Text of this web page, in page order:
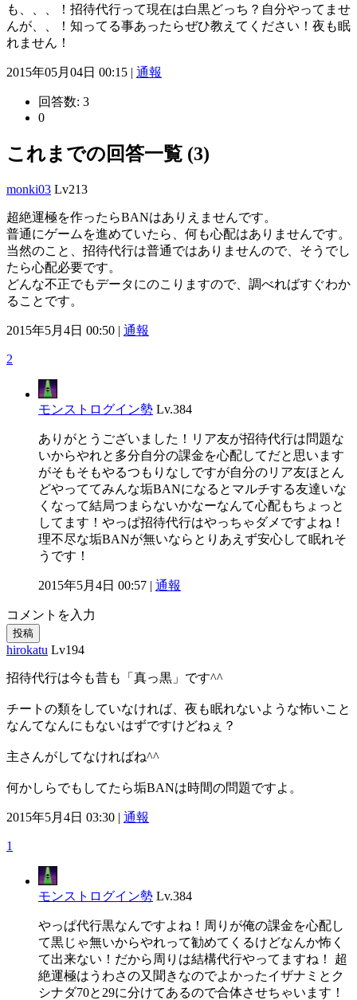
も、、、！招待代行って現在は白黒どっち？自分やってませ
んが、、！知ってる事あったらぜひ教えてください！夜も眠
れません！
2015年05月04日 00:15 | 通報
回答数: 3
0
これまでの回答一覧 (3)
monki03 Lv213
超絶運極を作ったらBANはありえませんです。
普通にゲームを進めていたら、何も心配はありませんです。
当然のこと、招待代行は普通ではありませんので、そうでし
たら心配必要です。
どんな不正でもデータにのこりますので、調べればすぐわか
ることです。
2015年5月4日 00:50 | 通報
2
モンストログイン勢 Lv.384
ありがとうございました！リア友が招待代行は問題な
いからやれと多分自分の課金を心配してだと思います
がそもそもやるつもりなしですが自分のリア友ほとん
どやっててみんな垢BANになるとマルチする友達いな
くなって結局つまらないかなーなんて心配もちょっと
してます！やっぱ招待代行はやっちゃダメですよね！
理不尽な垢BANが無いならとりあえず安心して眠れそ
うです！
2015年5月4日 00:57 | 通報
コメントを入力
投稿
hirokatu Lv194
招待代行は今も昔も「真っ黒」です^^
チートの類をしていなければ、夜も眠れないような怖いこと
なんてなんにもないはずですけどねぇ？
主さんがしてなければね^^
何かしらでもしてたら垢BANは時間の問題ですよ。
2015年5月4日 03:30 | 通報
1
モンストログイン勢 Lv.384
やっぱ代行黒なんですよね！周りが俺の課金を心配し
て黒じゃ無いからやれって勧めてくるけどなんか怖く
て出来ない！だから周りは結構代行やってますね！ 超
絶運極はうわさの又聞きなのでよかったイザナミとク
シナダ70と29に分けてあるので合体させちゃいます！